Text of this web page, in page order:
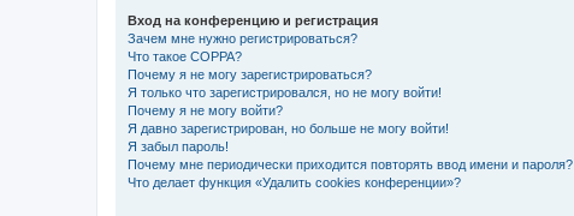
Вход на конференцию и регистрация
Зачем мне нужно регистрироваться?
Что такое COPPA?
Почему я не могу зарегистрироваться?
Я только что зарегистрировался, но не могу войти!
Почему я не могу войти?
Я давно зарегистрирован, но больше не могу войти!
Я забыл пароль!
Почему мне периодически приходится повторять ввод имени и пароля?
Что делает функция «Удалить cookies конференции»?